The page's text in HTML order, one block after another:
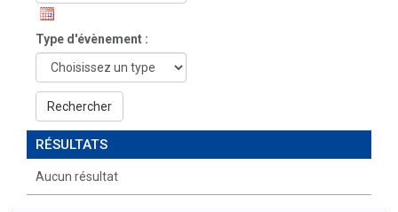
Type d'évènement :
Rechercher
RÉSULTATS
Aucun résultat